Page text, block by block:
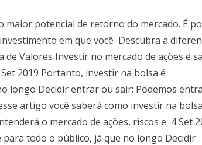
maior potencial de retorno do mercado. É
em que você Descubra a
Valores Investir no mercado de ações é
2019 Portanto, investir na bolsa é
longo Decidir entrar ou sair: Podemos
artigo você saberá como investir na
o mercado de ações, riscos e 4 Set
todo o público, já que no longo Decidir